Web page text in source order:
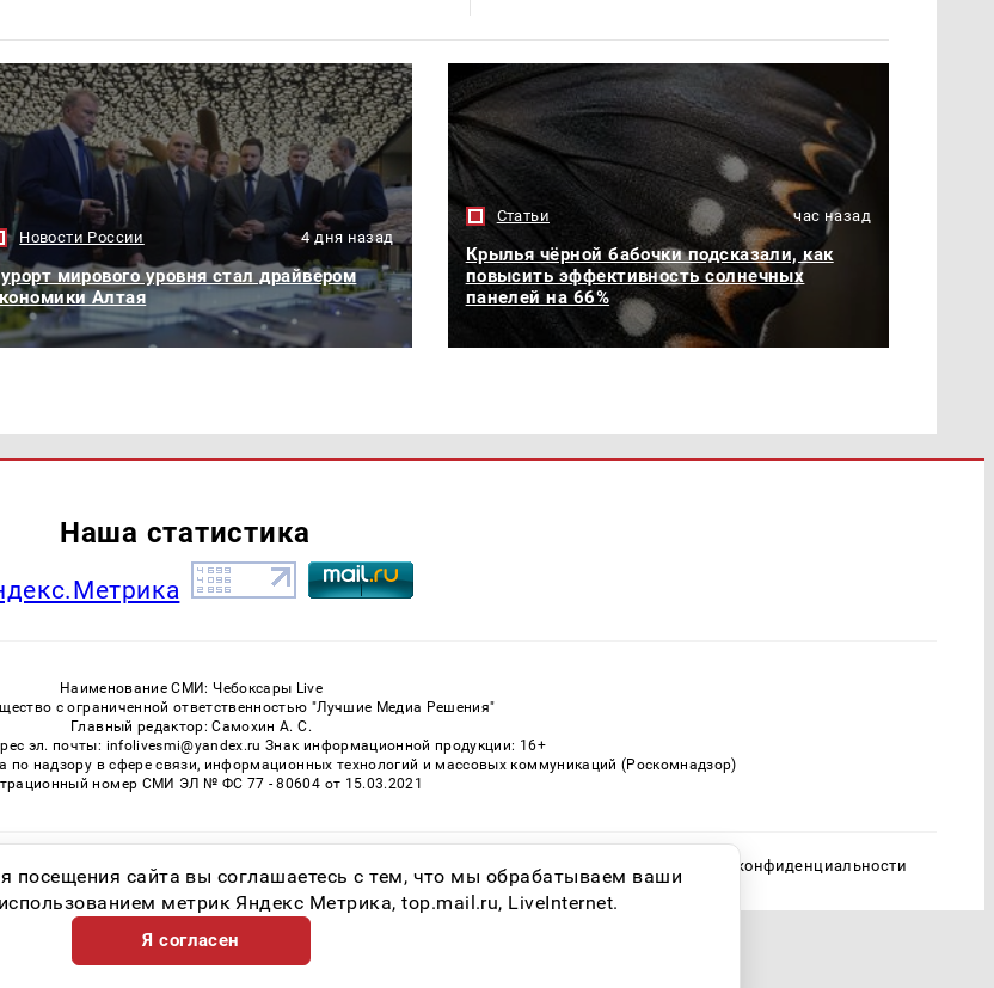
Новости России 4 дня назад
мирового уровня стал драйвером
Алтая
Статьи час назад
Крылья чёрной бабочки подсказали, как
повысить эффективность солнечных
панелей на 66%
Наша статистика
Наименование СМИ: Чебоксары Live
с ограниченной ответственностью "Лучшие Медиа Решения"
Главный редактор: Самохин А. С.
эл. почты: infolivesmi@yandex.ru Знак информационной продукции: 16+
по надзору в сфере связи, информационных технологий и массовых коммуникаций (Роскомнадзор)
номер СМИ ЭЛ № ФС 77 - 80604 от 15.03.2021
Возрастная категория сайта 16+ Политика конфиденциальности
посещения сайта вы соглашаетесь с тем, что мы обрабатываем ваши
метрик Яндекс Метрика, top.mail.ru, LiveInternet.
Я согласен